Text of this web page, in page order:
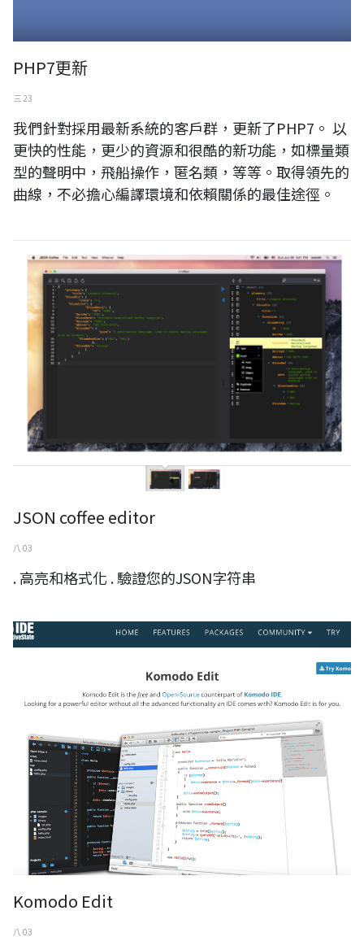
PHP7更新
三 23
我們針對採用最新系統的客戶群，更新了PHP7。 以
更快的性能，更少的資源和很酷的新功能，如標量類
型的聲明中，飛船操作，匿名類，等等。取得領先的
曲線，不必擔心編譯環境和依賴關係的最佳途徑。
JSON coffee editor
八 03
. 高亮和格式化 . 驗證您的JSON字符串
KomodoEdit
Komodo Edit
八 03